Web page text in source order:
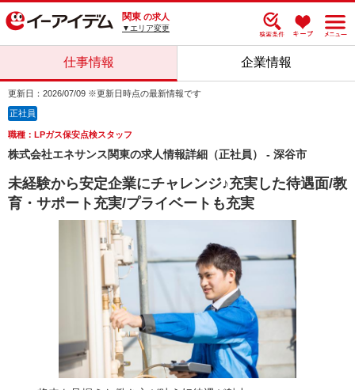
関東 の求人
▼エリア変更
仕事情報 企業情報
更新日：2026/07/09 ※更新日時点の最新情報です
正社員
職種：LPガス保安点検スタッフ
株式会社エネサンス関東の求人情報詳細（正社員） - 深谷市
未経験から安定企業にチャレンジ♪充実した待遇面/教
育・サポート充実/プライベートも充実